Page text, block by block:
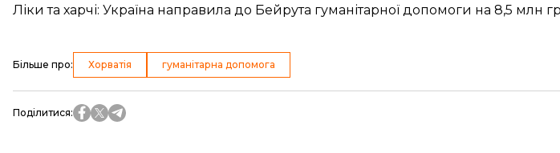
Ліки та харчі: Україна направила до Бейрута гуманітарної допомоги на 8,5 млн
Більше про: Хорватія гуманітарна допомога
Поділитися: